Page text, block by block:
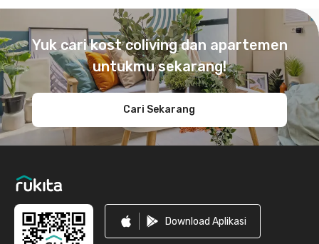
Yuk cari kost coliving dan apartemen
untukmu sekarang!
Cari Sekarang
Download Aplikasi